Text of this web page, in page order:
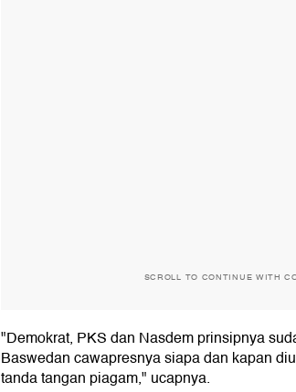
SCROLL TO CONTINUE WITH
"Demokrat, PKS dan Nasdem prinsipnya
Baswedan cawapresnya siapa dan kapan
tanda tangan piagam," ucapnya.